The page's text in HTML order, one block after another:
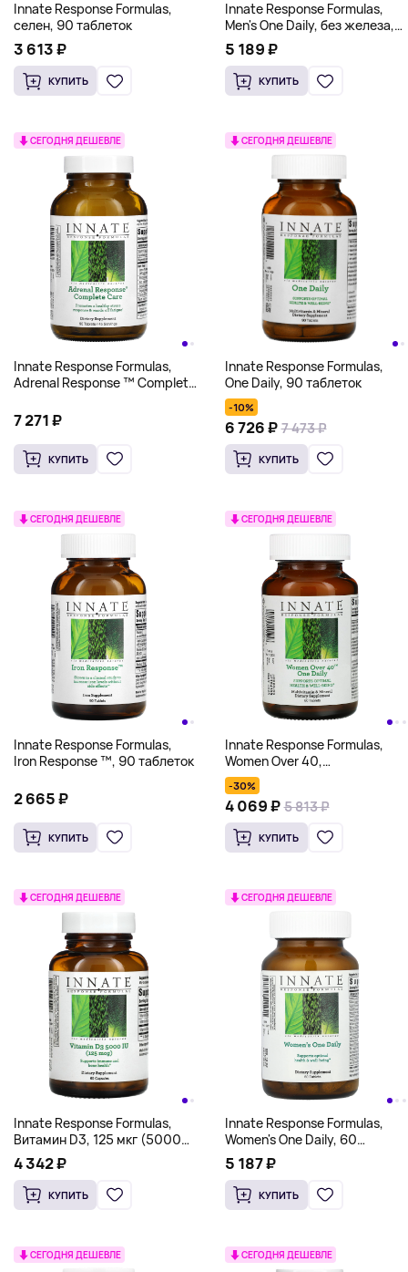
Innate Response Formulas,
селен, 90 таблеток
3 613 ₽
КУПИТЬ
Innate Response Formulas,
Men's One Daily, без железа,
60 таблеток
5 189 ₽
КУПИТЬ
СЕГОДНЯ ДЕШЕВЛЕ
Innate Response Formulas,
Adrenal Response ™ Complete
7 271 ₽
КУПИТЬ
СЕГОДНЯ ДЕШЕВЛЕ
Innate Response Formulas,
One Daily, 90 таблеток
-10%
6 726 ₽ 7 473 ₽
КУПИТЬ
СЕГОДНЯ ДЕШЕВЛЕ
Innate Response Formulas,
Iron Response ™, 90 таблеток
2 665 ₽
КУПИТЬ
СЕГОДНЯ ДЕШЕВЛЕ
Innate Response Formulas,
Women Over 40,
мультивитамины для
женщин старше 40 лет, для
приема один раз в день,
60 таблеток
-30%
4 069 ₽ 5 813 ₽
КУПИТЬ
СЕГОДНЯ ДЕШЕВЛЕ
Innate Response Formulas,
Витамин D3, 125 мкг (5000
МЕ), 60 капсул
4 342 ₽
КУПИТЬ
СЕГОДНЯ ДЕШЕВЛЕ
Innate Response Formulas,
Women's One Daily, 60
таблеток
5 187 ₽
КУПИТЬ
СЕГОДНЯ ДЕШЕВЛЕ СЕГОДНЯ ДЕШЕВЛЕ